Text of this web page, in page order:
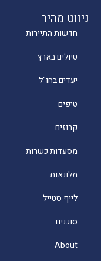
ניווט מהיר
חדשות התיירות
טיולים בארץ
יעדים בחו"ל
טיפים
קרוזים
מסעדות כשרות
מלונאות
לייף סטייל
סוכנים
About